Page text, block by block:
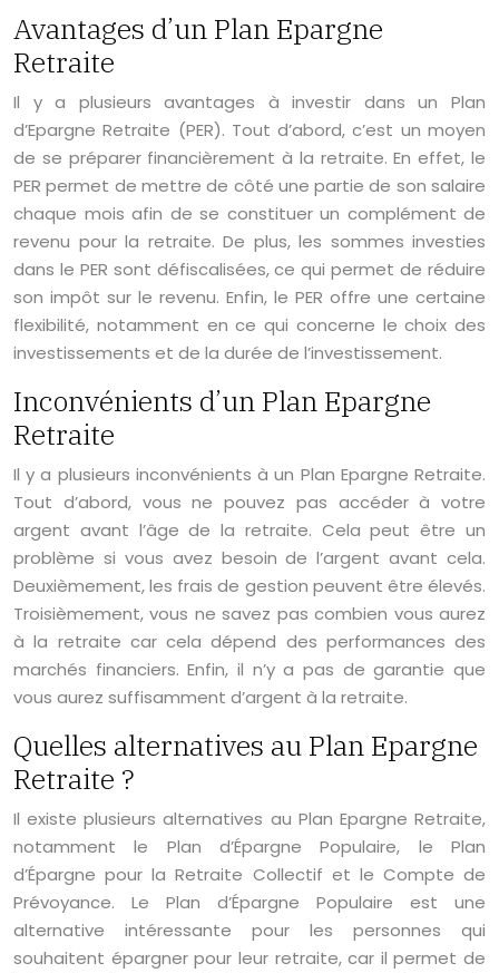
Avantages d’un Plan Epargne
Retraite
Il y a plusieurs avantages à investir dans un Plan
d’Epargne Retraite (PER). Tout d’abord, c’est un moyen
de se préparer financièrement à la retraite. En effet, le
PER permet de mettre de côté une partie de son salaire
chaque mois afin de se constituer un complément de
revenu pour la retraite. De plus, les sommes investies
dans le PER sont défiscalisées, ce qui permet de réduire
son impôt sur le revenu. Enfin, le PER offre une certaine
flexibilité, notamment en ce qui concerne le choix des
investissements et de la durée de l’investissement.
Inconvénients d’un Plan Epargne
Retraite
Il y a plusieurs inconvénients à un Plan Epargne Retraite.
Tout d’abord, vous ne pouvez pas accéder à votre
argent avant l’âge de la retraite. Cela peut être un
problème si vous avez besoin de l’argent avant cela.
Deuxièmement, les frais de gestion peuvent être élevés.
Troisièmement, vous ne savez pas combien vous aurez
à la retraite car cela dépend des performances des
marchés financiers. Enfin, il n’y a pas de garantie que
vous aurez suffisamment d’argent à la retraite.
Quelles alternatives au Plan Epargne
Retraite ?
Il existe plusieurs alternatives au Plan Epargne Retraite,
notamment le Plan d’Épargne Populaire, le Plan
d’Épargne pour la Retraite Collectif et le Compte de
Prévoyance. Le Plan d’Épargne Populaire est une
alternative intéressante pour les personnes qui
souhaitent épargner pour leur retraite, car il permet de